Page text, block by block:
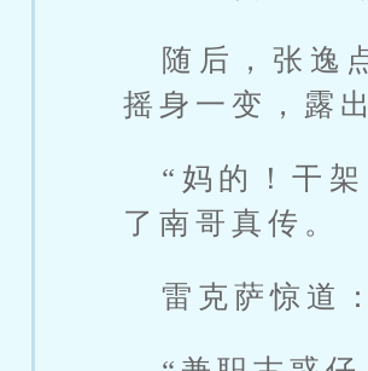
随后，张逸
摇身一变，露
“妈的！干
了南哥真传。
雷克萨惊道